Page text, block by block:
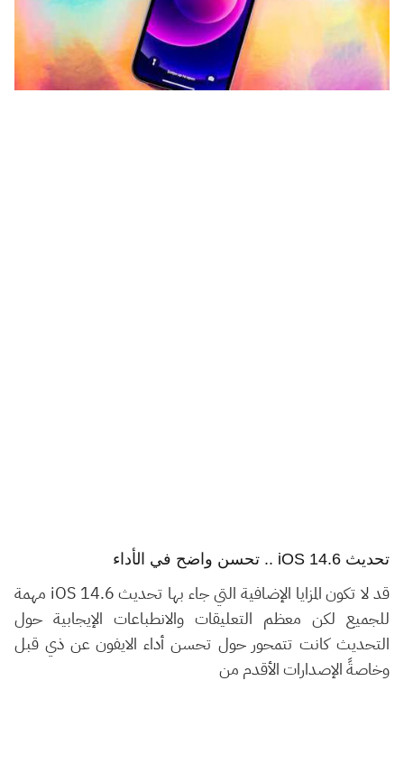
تحديث iOS 14.6 .. تحسن واضح في الأداء
قد لا تكون المزايا الإضافية التي جاء بها تحديث iOS 14.6 مهمة
للجميع لكن معظم التعليقات والانطباعات الإيجابية حول
التحديث كانت تتمحور حول تحسن أداء الايفون عن ذي قبل
وخاصةً الإصدارات الأقدم من